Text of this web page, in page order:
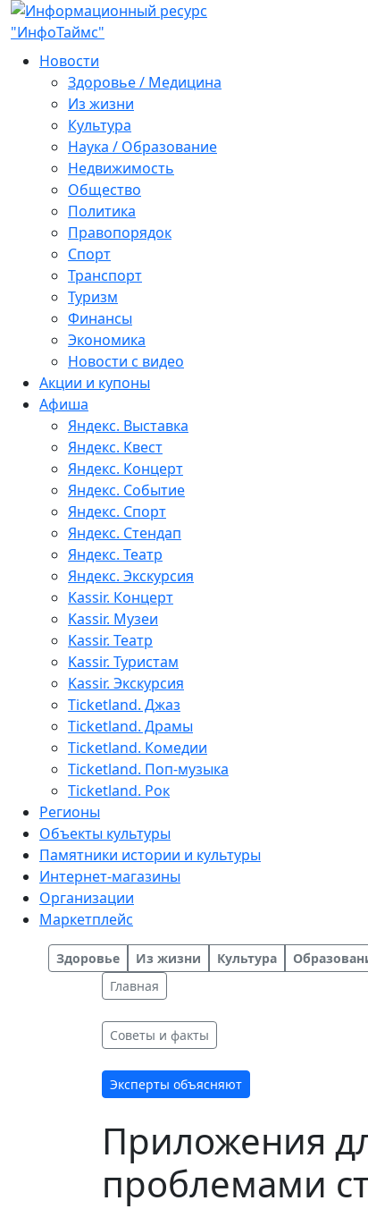
Новости
Здоровье / Медицина
Из жизни
Культура
Наука / Образование
Недвижимость
Общество
Политика
Правопорядок
Спорт
Транспорт
Туризм
Финансы
Экономика
Новости с видео
Акции и купоны
Афиша
Яндекс. Выставка
Яндекс. Квест
Яндекс. Концерт
Яндекс. Событие
Яндекс. Спорт
Яндекс. Стендап
Яндекс. Театр
Яндекс. Экскурсия
Kassir. Концерт
Kassir. Музеи
Kassir. Театр
Kassir. Туристам
Kassir. Экскурсия
Ticketland. Джаз
Ticketland. Драмы
Ticketland. Комедии
Ticketland. Поп-музыка
Ticketland. Рок
Регионы
Объекты культуры
Памятники истории и культуры
Интернет-магазины
Организации
Маркетплейс
Здоровье Из жизни Культура
Главная
Советы и факты
Эксперты объясняют
Приложения
проблемами